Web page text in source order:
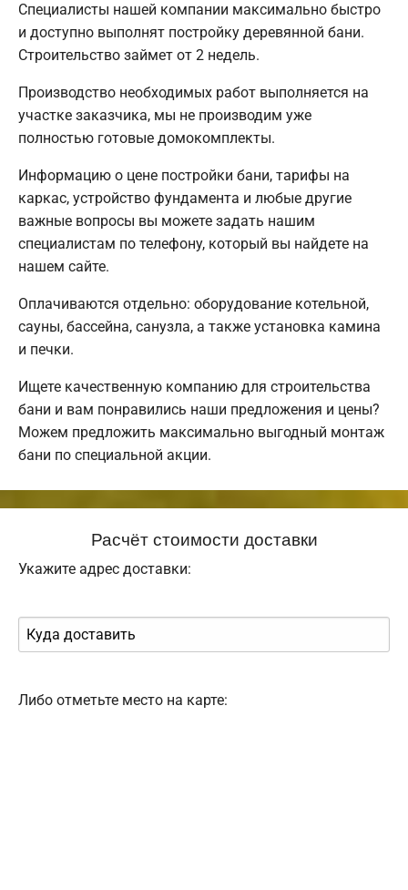
Специалисты нашей компании максимально быстро
и доступно выполнят постройку деревянной бани.
Строительство займет от 2 недель.
Производство необходимых работ выполняется на
участке заказчика, мы не производим уже
полностью готовые домокомплекты.
Информацию о цене постройки бани, тарифы на
каркас, устройство фундамента и любые другие
важные вопросы вы можете задать нашим
специалистам по телефону, который вы найдете на
нашем сайте.
Оплачиваются отдельно: оборудование котельной,
сауны, бассейна, санузла, а также установка камина
и печки.
Ищете качественную компанию для строительства
бани и вам понравились наши предложения и цены?
Можем предложить максимально выгодный монтаж
бани по специальной акции.
Расчёт стоимости доставки
Укажите адрес доставки:
Либо отметьте место на карте: